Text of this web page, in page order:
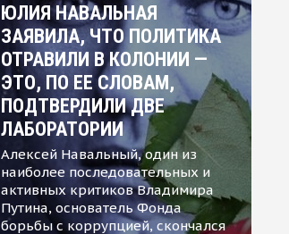
ЮЛИЯ НАВАЛЬНАЯ
ЗАЯВИЛА, ЧТО ПОЛИТИКА
ОТРАВИЛИ В КОЛОНИИ —
ЭТО, ПО ЕЕ СЛОВАМ,
ПОДТВЕРДИЛИ ДВЕ
ЛАБОРАТОРИИ
Алексей Навальный, один из
наиболее последовательных и
активных критиков Владимира
Путина, основатель Фонда
борьбы с коррупцией, скончался